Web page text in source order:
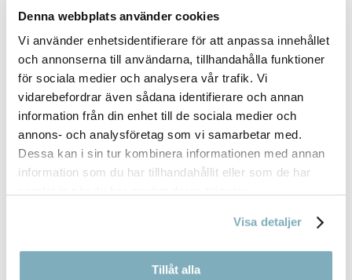
Denna webbplats använder cookies
Vi använder enhetsidentifierare för att anpassa innehållet
och annonserna till användarna, tillhandahålla funktioner
för sociala medier och analysera vår trafik. Vi
vidarebefordrar även sådana identifierare och annan
information från din enhet till de sociala medier och
annons- och analysföretag som vi samarbetar med.
Dessa kan i sin tur kombinera informationen med annan
information som du har tillhandahållit eller som de har
Visa detaljer
Tillåt alla